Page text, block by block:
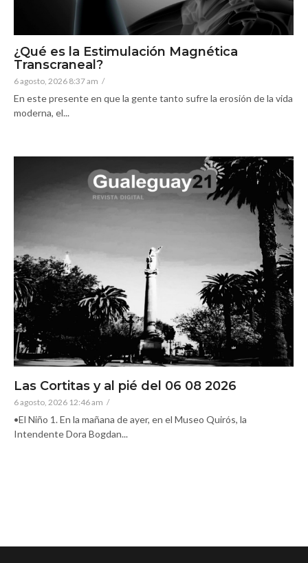
¿Qué es la Estimulación Magnética
Transcraneal?
6 agosto, 2026 8:37 am /
En este presente en que la gente tanto sufre la erosión de la vida
moderna, el...
Las Cortitas y al pié del 06 08 2026
6 agosto, 2026 12:46 am /
•El Niño 1. En la mañana de ayer, en el Museo Quirós, la
Intendente Dora Bogdan...